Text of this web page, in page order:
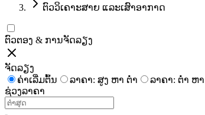
ຕົວວິເຄາະສາຍ ແລະເສົາອາກາດ
ຕົວຕອງ & ການຈັດລຽງ
ຈັດລຽງ
ຄ່າເລີ່ມຕົ້ນ
ລາຄາ: ສູງ ຫາ ຕໍ່າ
ລາຄາ: ຕໍ່າ ຫ
ຊ່ວງລາຄາ